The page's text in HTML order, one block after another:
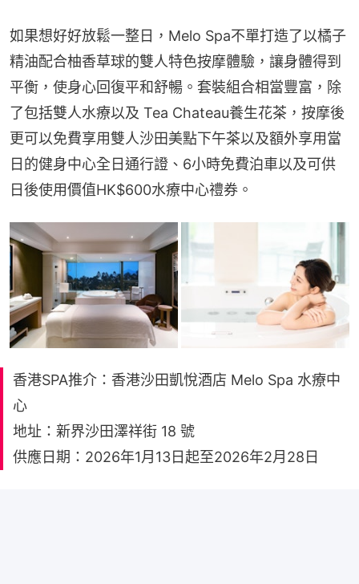
如果想好好放鬆一整日，Melo Spa不單打造了以橘子
精油配合柚香草球的雙人特色按摩體驗，讓身體得到
平衡，使身心回復平和舒暢。套裝組合相當豐富，除
了包括雙人水療以及 Tea Chateau養生花茶，按摩後
更可以免費享用雙人沙田美點下午茶以及額外享用當
日的健身中心全日通行證、6小時免費泊車以及可供
日後使用價值HK$600水療中心禮券。
香港SPA推介：香港沙田凱悅酒店 Melo Spa 水療中
心
地址：新界沙田澤祥街 18 號
供應日期：2026年1月13日起至2026年2月28日